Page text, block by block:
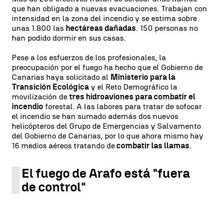
que han obligado a nuevas evacuaciones. Trabajan con
intensidad en la zona del incendio y se estima sobre
unas 1.800 las hectáreas dañadas. 150 personas no
han podido dormir en sus casas.
Pese a los esfuerzos de los profesionales, la
preocupación por el fuego ha hecho que el Gobierno de
Canarias haya solicitado al Ministerio para la
Transición Ecológica y el Reto Demográfico la
movilización de tres hidroaviones para combatir el
incendio forestal. A las labores para tratar de sofocar
el incendio se han sumado además dos nuevos
helicópteros del Grupo de Emergencias y Salvamento
del Gobierno de Canarias, por lo que ahora mismo hay
16 medios aéreos tratando decombatir las llamas.
El fuego de Arafo está "fuera
de control"